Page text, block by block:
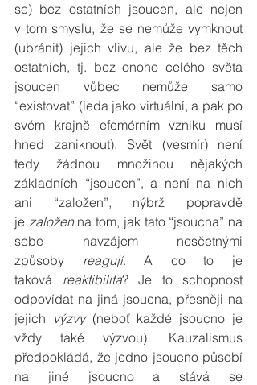
se) bez ostatních jsoucen, ale nejen
v tom smyslu, že se nemůže vymknout
(ubránit) jejich vlivu, ale že bez těch
ostatních, tj. bez onoho celého světa
jsoucen vůbec nemůže samo
“existovat” (leda jako virtuální, a pak po
svém krajně efemérním vzniku musí
hned zaniknout). Svět (vesmír) není
tedy žádnou množinou nějakých
základních “jsoucen”, a není na nich
ani “založen”, nýbrž popravdě
je založen na tom, jak tato “jsoucna” na
sebe navzájem nesčetnými
způsoby reagují. A co to je
taková reaktibilita? Je to schopnost
odpovídat na jiná jsoucna, přesněji na
jejich výzvy (neboť každé jsoucno je
vždy také výzvou). Kauzalismus
předpokládá, že jedno jsoucno působí
na jiné jsoucno a stává se